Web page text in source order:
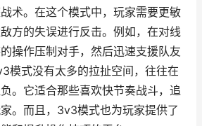
术。在这个模式中，玩家需要更敏
方的失误进行反击。例如，在对线
操作压制对手，然后迅速支援队友
模式没有太多的拉扯空间，往往在
。它适合那些喜欢快节奏战斗，追
。而且，3v3模式也为玩家提供了